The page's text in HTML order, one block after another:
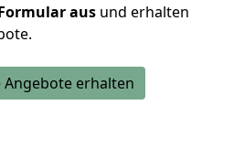
aus und erhalten
Angebote erhalten